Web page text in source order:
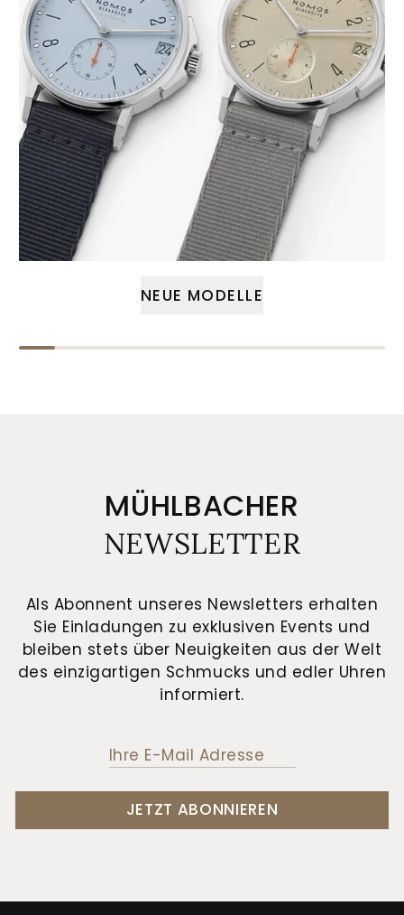
NEUE MODELLE
MÜHLBACHER
NEWSLETTER
Als Abonnent unseres Newsletters erhalten
Sie Einladungen zu exklusiven Events und
bleiben stets über Neuigkeiten aus der Welt
des einzigartigen Schmucks und edler Uhren
informiert.
JETZT ABONNIEREN